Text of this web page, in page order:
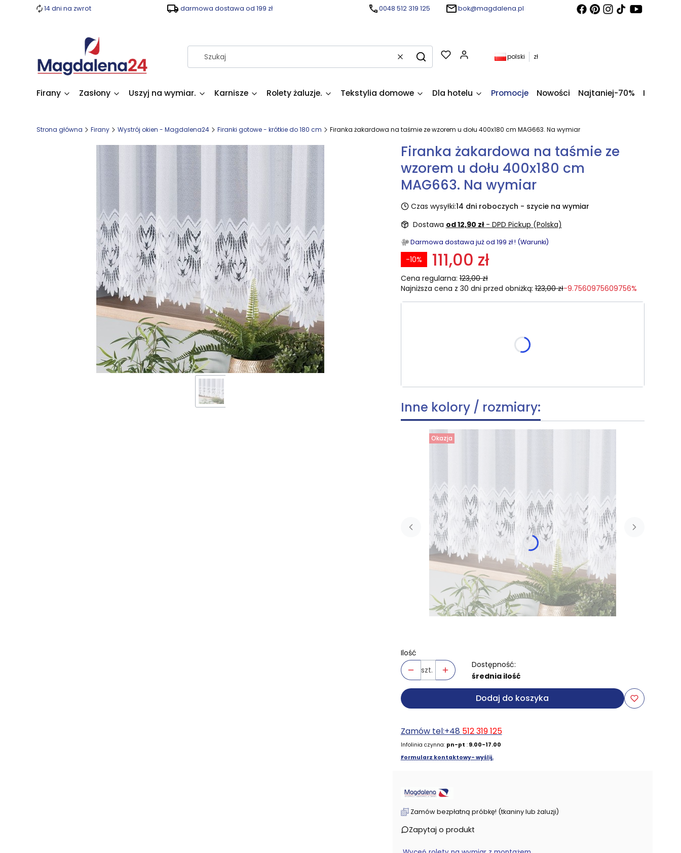
14 dni na zwrot darmowa dostawa od 199 zł 0048 512 319 125 bok@magdalena.pl
WyczyśćSzukaj
Produkty w koszyku: 0. Zobacz szczegóły
polski zł
Firany Zasłony Uszyj na wymiar. Karnisze Rolety żaluzje. Tekstylia domowe Dla hotelu Promocje Nowości Najtaniej-70% Kupony
Strona główna Firany Wystrój okien - Magdalena24 Firanki gotowe - krótkie do 180 cm Firanka żakardowa na taśmie ze wzorem u dołu 400x180 cm MAG663. Na wymiar
Firanka żakardowa na taśmie ze
wzorem u dołu 400x180 cm
MAG663. Na wymiar
Czas wysyłki:14 dni roboczych - szycie na wymiar
Dostawa od 12,90 zł - DPD Pickup (Polska)
Darmowa dostawa już od 199 zł ! (Warunki)
111,00 zł
Cena regularna: 123,00 zł
-10%
Najniższa cena z 30 dni przed obniżką: 123,00 zł-9.7560975609756%
skracania, wymiar po skróceniu [cm]
Inne kolory / rozmiary:
Okazja
Ilość
szt.
Dostępność:
średnia ilość
Dodaj do koszyka
Zamów tel:+48 512 319 125
Infolinia czynna: pn-pt :9.00-17.00
Formularz kontaktowy- wyślij.
Zamów bezpłatną próbkę! (tkaniny lub żaluzji)
Zapytaj o produkt